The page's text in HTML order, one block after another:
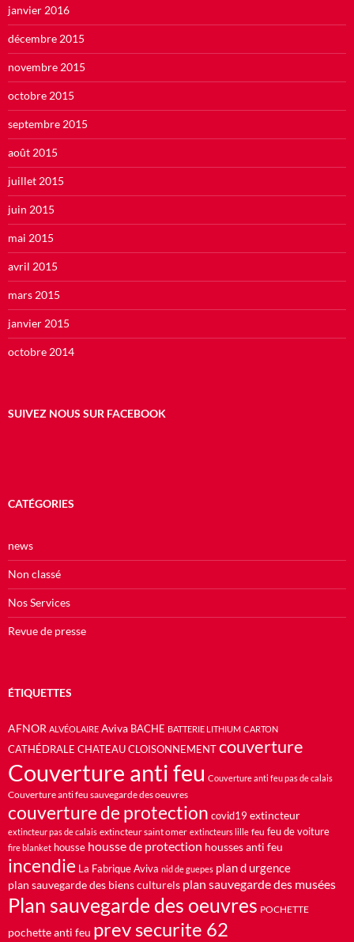
janvier 2016
décembre 2015
novembre 2015
octobre 2015
septembre 2015
août 2015
juillet 2015
juin 2015
mai 2015
avril 2015
mars 2015
janvier 2015
octobre 2014
SUIVEZ NOUS SUR FACEBOOK
CATÉGORIES
news
Non classé
Nos Services
Revue de presse
ÉTIQUETTES
AFNOR ALVÉOLAIRE Aviva BACHE BATTERIE LITHIUM CARTON
CATHÉDRALE CHATEAU CLOISONNEMENT couverture
Couverture anti feu Couverture anti feu pas de calais
Couverture anti feu sauvegarde des oeuvres
couverture de protection covid19 extincteur
extincteur pas de calais extincteur saint omer extincteurs lille feu feu de voiture
fire blanket housse housse de protection housses anti feu
incendie La Fabrique Aviva nid de guepes plan d urgence
plan sauvegarde des biens culturels plan sauvegarde des musées
Plan sauvegarde des oeuvres POCHETTE
pochette anti feu prev securite 62